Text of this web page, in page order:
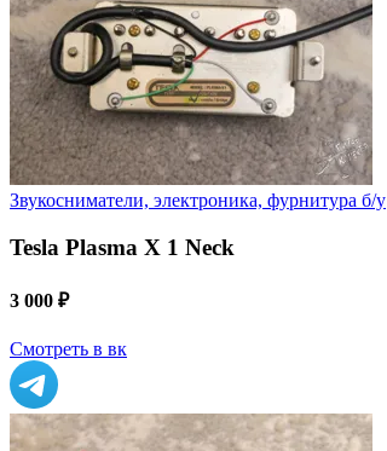
Звукосниматели, электроника, фурнитура б/у
Tesla Plasma X 1 Neck
3 000 ₽
Смотреть в вк